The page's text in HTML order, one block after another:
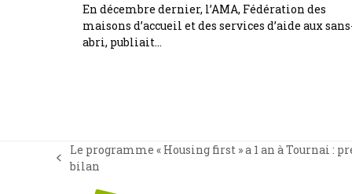
En décembre dernier, l’AMA, Fédération des
maisons d’accueil et des services d’aide aux
abri, publiait…
previous
Le programme « Housing first » a 1 an à Tournai :
bilan